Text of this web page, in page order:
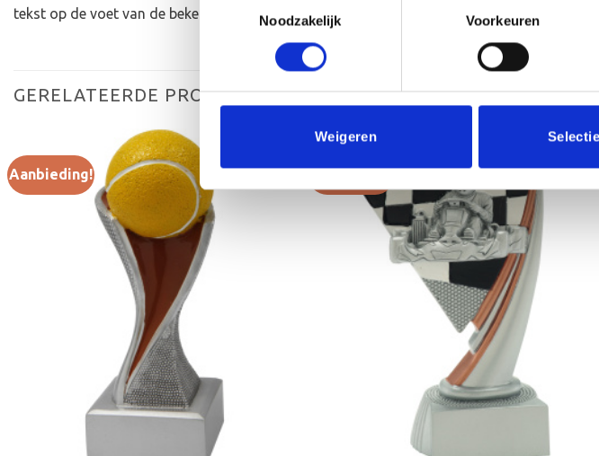
Noodzakelijk
Voorkeuren
Weigeren
tekst op de voet van de beker aan te brengen. We graveren de tekst gecentreerd op een
GERELATEERDE PRODUCTEN
Aanbieding!
Toevoegen
verlanglijst